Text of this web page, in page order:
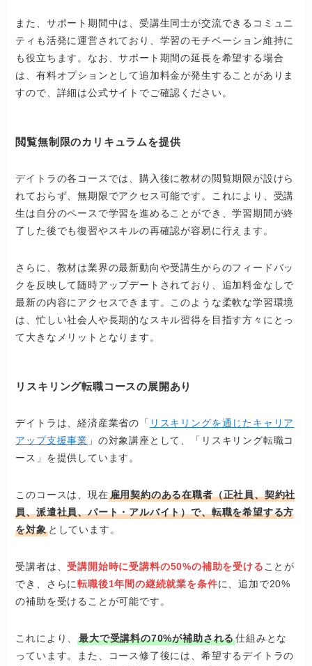
また、サポート期間中は、受講生同士が交流できるコミュニ
ティも活発に運営されており、学習のモチベーション維持に
も役立ちます。​なお、サポート期間の延長を希望する場合
は、有料オプションとして追加料金が発生することがありま
すので、詳細は公式サイトでご確認ください。​
閲覧無制限のカリキュラムを提供
デイトラの各コースでは、購入後に教材の閲覧期限が設けら
れておらず、無期限でアクセス可能です。​これにより、受講
生は自分のペースで学習を進めることができ、学習期間が終
了した後でも復習やスキルの再確認が容易に行えます。​
さらに、教材は業界の最新動向や受講生からのフィードバッ
クを反映して随時アップデートされており、追加料金なしで
最新の内容にアクセスできます。​このような柔軟な学習環境
は、忙しい社会人や長期的なスキル習得を目指す方々にとっ
て大きなメリットとなります。 ​
リスキリング転職コースの展開あり
デイトラは、経済産業省の「 リスキリングを通じたキャリア
アップ支援事業 」の対象講座として、「リスキリング転職コ
ース」を提供しています。​
このコースは、現在雇用契約のある在職者（正社員、契約社
員、派遣社員、パート・アルバイト）で、転職を希望する方
を対象としています。​
受講者は、受講開始時に受講料の50%の補助を受けることが
でき、さらに転職後1年間の継続就業を条件に、追加で20%
の補助を受けることが可能です。
これにより、最大で受講料の70%が補助される仕組みとな
っています。​また、コース修了後には、希望するデイトラの